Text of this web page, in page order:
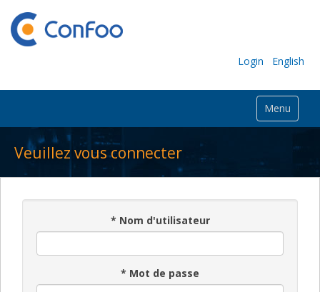
Login English
Menu
Veuillez vous connecter
* Nom d'utilisateur
* Mot de passe